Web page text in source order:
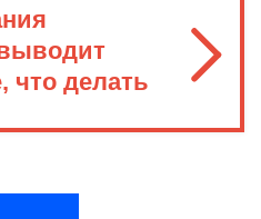
что делать